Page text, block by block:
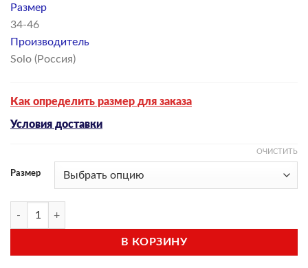
Размер
34-46
Производитель
Solo (Россия)
Как определить размер для заказа
Условия доставки
Размер
ОЧИСТИТЬ
Количество товара Подкупальник (модель BD 51)
В КОРЗИНУ